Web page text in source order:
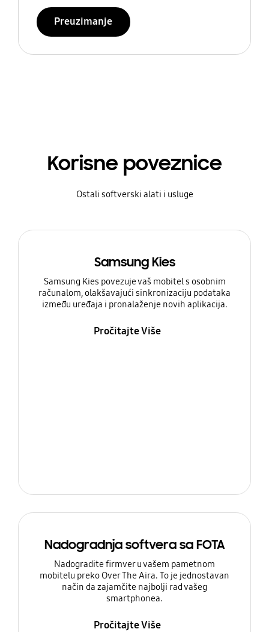
Preuzimanje
Korisne poveznice
Ostali softverski alati i usluge
Samsung Kies
Samsung Kies povezuje vaš mobitel s osobnim
računalom, olakšavajući sinkronizaciju podataka
između uređaja i pronalaženje novih aplikacija.
Pročitajte Više
Nadogradnja softvera sa FOTA
Nadogradite firmver u vašem pametnom
mobitelu preko Over The Aira. To je jednostavan
način da zajamčite najbolji rad vašeg
smartphonea.
Pročitajte Više